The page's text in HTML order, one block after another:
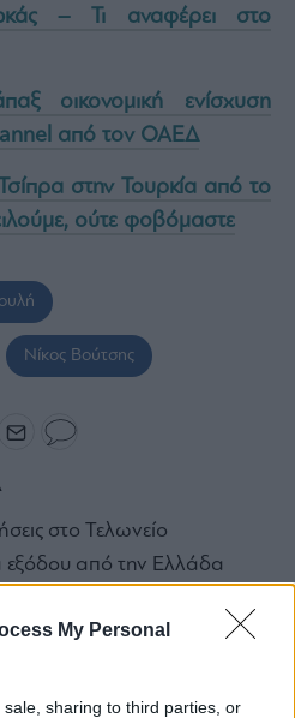
My Personal
sharing to third parties, or
– Τι αναφέρει στο
οικονομική ενίσχυση
από τον ΟΑΕΔ
στην Τουρκία από το
ούτε φοβόμαστε
Νίκος Βούτσης
στο Τελωνείο
από την Ελλάδα
την υγεία του
κάτω από 1.000